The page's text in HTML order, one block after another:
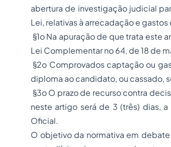
abertura de investigação judicial
Lei, relativas à arrecadação e gastos
§1o Na apuração de que trata este
Lei Complementar no 64, de 18 de
§2o Comprovados captação ou
diploma ao candidato, ou cassado,
§3o O prazo de recurso contra
neste artigo será de 3 (três) dias,
Oficial.
O objetivo da normativa em